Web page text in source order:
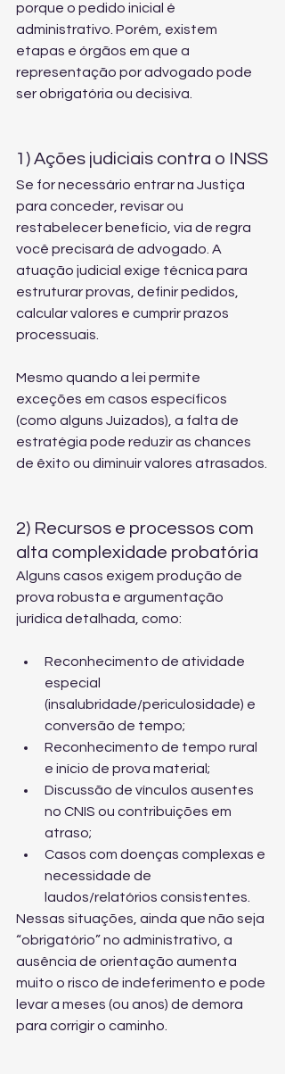
porque o pedido inicial é
administrativo. Porém, existem
etapas e órgãos em que a
representação por advogado pode
ser obrigatória ou decisiva.
1) Ações judiciais contra o INSS
Se for necessário entrar na Justiça
para conceder, revisar ou
restabelecer benefício, via de regra
você precisará de advogado. A
atuação judicial exige técnica para
estruturar provas, definir pedidos,
calcular valores e cumprir prazos
processuais.
Mesmo quando a lei permite
exceções em casos específicos
(como alguns Juizados), a falta de
estratégia pode reduzir as chances
de êxito ou diminuir valores atrasados.
2) Recursos e processos com
alta complexidade probatória
Alguns casos exigem produção de
prova robusta e argumentação
jurídica detalhada, como:
Reconhecimento de atividade
especial
(insalubridade/periculosidade) e
conversão de tempo;
Reconhecimento de tempo rural
e início de prova material;
Discussão de vínculos ausentes
no CNIS ou contribuições em
atraso;
Casos com doenças complexas e
necessidade de
laudos/relatórios consistentes.
Nessas situações, ainda que não seja
“obrigatório” no administrativo, a
ausência de orientação aumenta
muito o risco de indeferimento e pode
levar a meses (ou anos) de demora
para corrigir o caminho.